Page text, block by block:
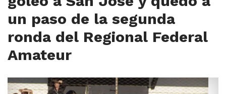
un paso de la segunda
ronda del Regional Federal
Amateur